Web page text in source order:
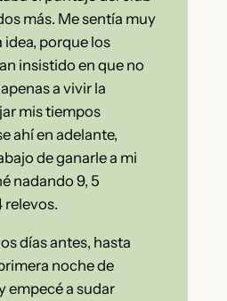
más. Me sentía muy
porque los
insistido en que no
a vivir la
mis tiempos
ahí en adelante,
de ganarle a mi
nadando 9, 5
relevos.
días antes, hasta
noche de
empecé a sudar